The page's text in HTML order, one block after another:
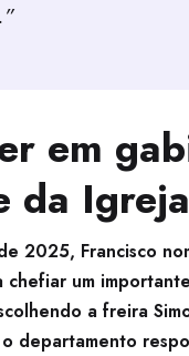
em
da Igreja
2025, Francisco
chefiar um
a freira
departamento